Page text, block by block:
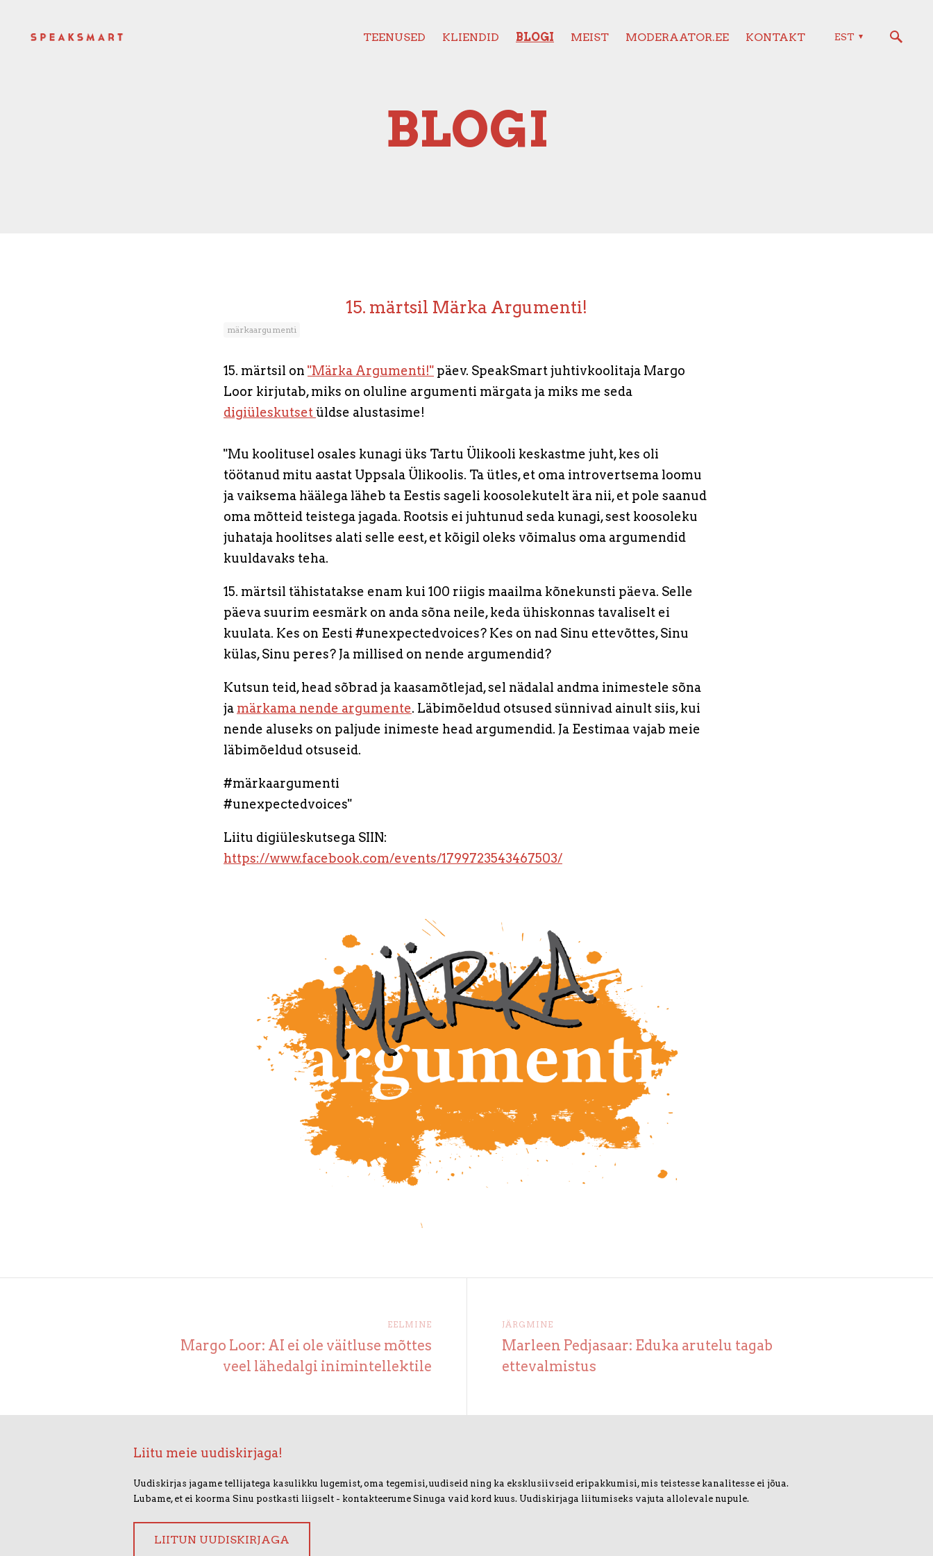
TEENUSED KLIENDID BLOGI MEIST MODERAATOR.EE KONTAKT EST
BLOGI
15. märtsil Märka Argumenti!
märkaargumenti
15. märtsil on "Märka Argumenti!" päev. SpeakSmart juhtivkoolitaja Margo
Loor kirjutab, miks on oluline argumenti märgata ja miks me seda
digiüleskutsetüldse alustasime!
"Mu koolitusel osales kunagi üks Tartu Ülikooli keskastme juht, kes oli
töötanud mitu aastat Uppsala Ülikoolis. Ta ütles, et oma introvertsema loomu
ja vaiksema häälega läheb ta Eestis sageli koosolekutelt ära nii, et pole saanud
oma mõtteid teistega jagada. Rootsis ei juhtunud seda kunagi, sest koosoleku
juhataja hoolitses alati selle eest, et kõigil oleks võimalus oma argumendid
kuuldavaks teha.
15. märtsil tähistatakse enam kui 100 riigis maailma kõnekunsti päeva. Selle
päeva suurim eesmärk on anda sõna neile, keda ühiskonnas tavaliselt ei
kuulata. Kes on Eesti #unexpectedvoices? Kes on nad Sinu ettevõttes, Sinu
külas, Sinu peres? Ja millised on nende argumendid?
Kutsun teid, head sõbrad ja kaasamõtlejad, sel nädalal andma inimestele sõna
ja märkama nende argumente. Läbimõeldud otsused sünnivad ainult siis, kui
nende aluseks on paljude inimeste head argumendid. Ja Eestimaa vajab meie
läbimõeldud otsuseid.
#märkaargumenti
#unexpectedvoices"
Liitu digiüleskutsega SIIN:
https://www.facebook.com/events/1799723543467503/
EELMINE
Margo Loor: AI ei ole väitluse mõttes
veel lähedalgi inimintellektile
JÄRGMINE
Marleen Pedjasaar: Eduka arutelu tagab
ettevalmistus
Liitu meie uudiskirjaga!
Uudiskirjas jagame tellijatega kasulikku lugemist, oma tegemisi, uudiseid ning ka eksklusiivseid eripakkumisi, mis teistesse kanalitesse ei jõua.
Lubame, et ei koorma Sinu postkasti liigselt - kontakteerume Sinuga vaid kord kuus. Uudiskirjaga liitumiseks vajuta allolevale nupule.
LIITUN UUDISKIRJAGA